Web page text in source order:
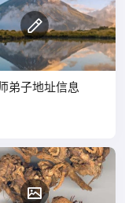
弟子地址信息